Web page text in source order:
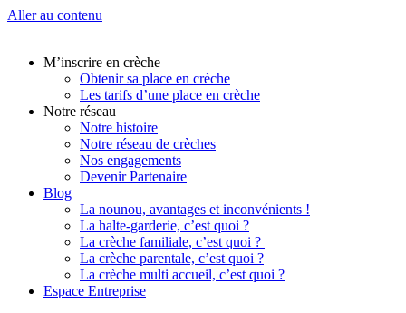
Aller au contenu
M’inscrire en crèche
Obtenir sa place en crèche
Les tarifs d’une place en crèche
Notre réseau
Notre histoire
Notre réseau de crèches
Nos engagements
Devenir Partenaire
Blog
La nounou, avantages et inconvénients !
La halte-garderie, c’est quoi ?
La crèche familiale, c’est quoi ?
La crèche parentale, c’est quoi ?
La crèche multi accueil, c’est quoi ?
Espace Entreprise